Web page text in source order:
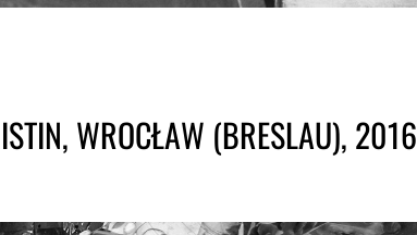
WROCŁAW (BRESLAU), 2016